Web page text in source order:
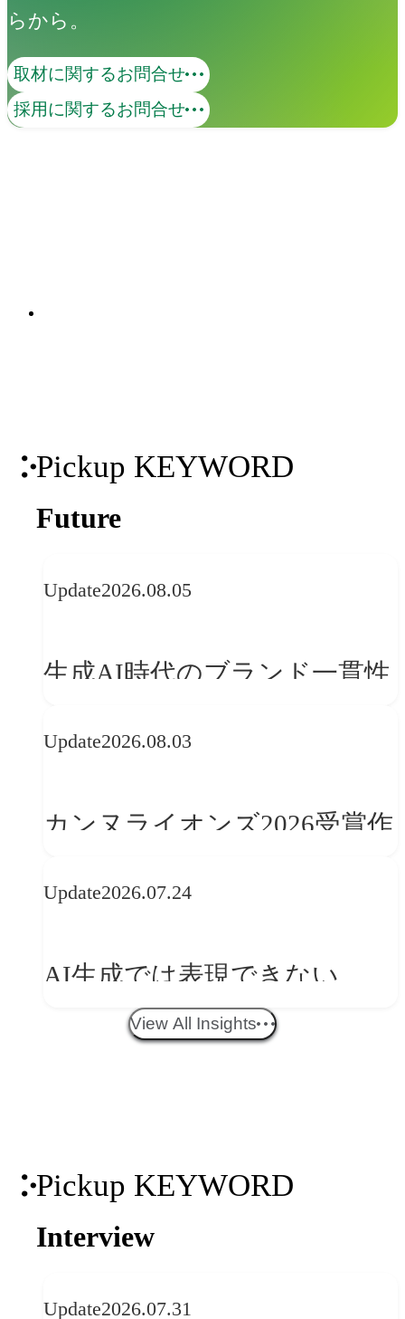
らから。
取材に関するお問合せ
採用に関するお問合せ
ブランディング
Pickup KEYWORD
Future
Update2026.08.05
生成AI時代のブランド一貫性
学ぶ「動的ブランディング」
Update2026.08.03
カンヌライオンズ2026受賞作
──「優れたブランド体験」
か
Update2026.07.24
AI生成では表現できない
WebGLのメリットと今後の展
View All Insights
Pickup KEYWORD
Interview
Update2026.07.31